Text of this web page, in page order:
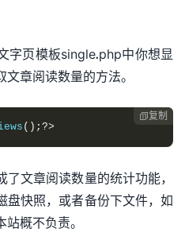
字页模板single.php中你想显
章阅读数量的方法。
复制
();?>
文章阅读数量的统计功能，
盘快照，或者备份下文件，如
概不负责。